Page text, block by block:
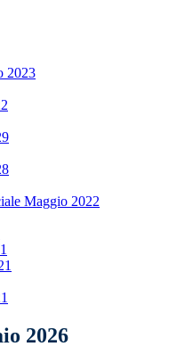
2023
Maggio 2022
2026